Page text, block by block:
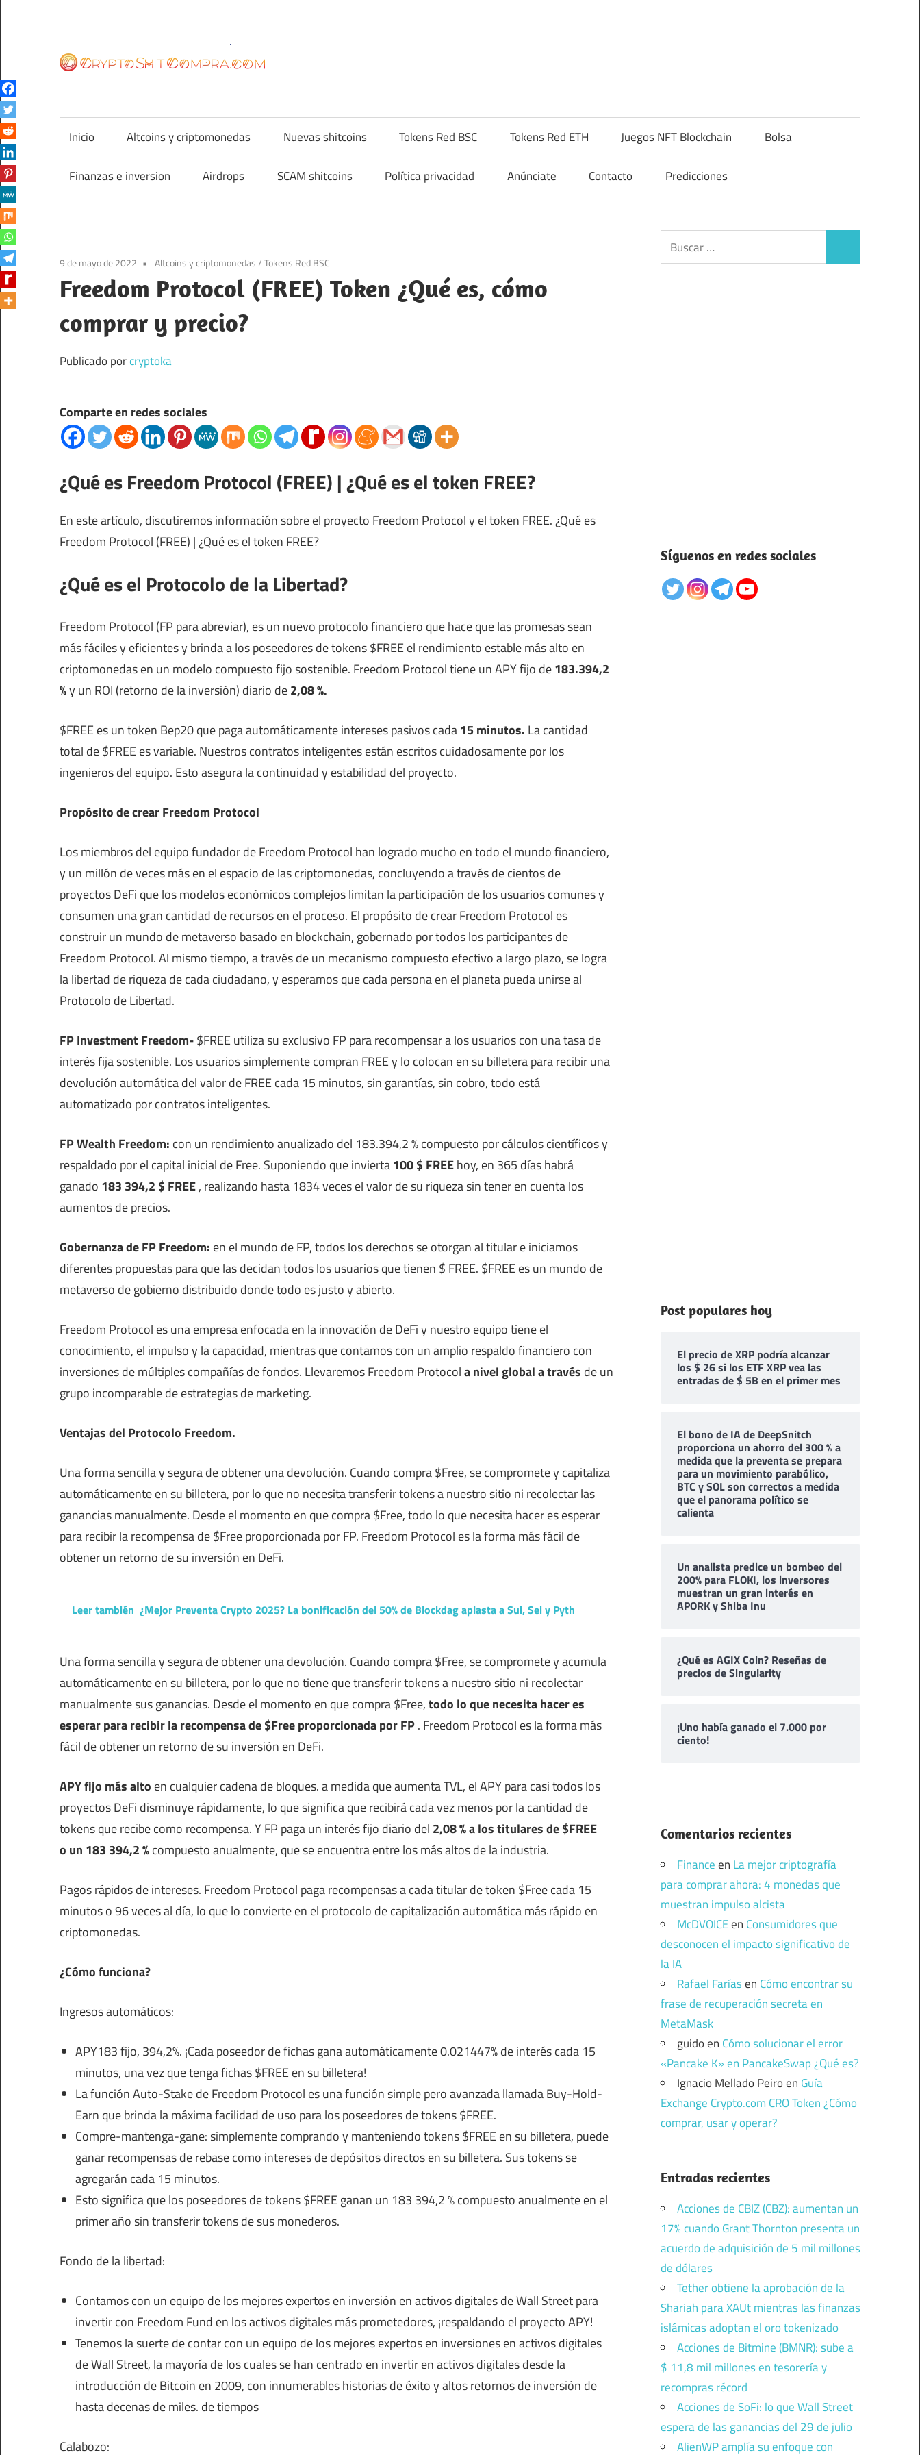
Inicio Altcoins y criptomonedas Nuevas shitcoins Tokens Red BSC Tokens Red ETH Juegos NFT Blockchain Bolsa
Finanzas e inversion Airdrops SCAM shitcoins Política privacidad Anúnciate Contacto Predicciones
9 de mayo de 2022 Altcoins y criptomonedas/Tokens Red BSC
Freedom Protocol (FREE) Token ¿Qué es, cómo
comprar y precio?
Publicado porcryptoka
Comparte en redes sociales
¿Qué es Freedom Protocol (FREE) | ¿Qué es el token FREE?
En este artículo, discutiremos información sobre el proyecto Freedom Protocol y el token FREE. ¿Qué es
Freedom Protocol (FREE) | ¿Qué es el token FREE?
¿Qué es el Protocolo de la Libertad?
Freedom Protocol (FP para abreviar), es un nuevo protocolo financiero que hace que las promesas sean
más fáciles y eficientes y brinda a los poseedores de tokens $FREE el rendimiento estable más alto en
criptomonedas en un modelo compuesto fijo sostenible. Freedom Protocol tiene un APY fijo de183.394,2
%y un ROI (retorno de la inversión) diario de2,08 %.
$FREE es un token Bep20 que paga automáticamente intereses pasivos cada15 minutos. La cantidad
total de $FREE es variable. Nuestros contratos inteligentes están escritos cuidadosamente por los
ingenieros del equipo. Esto asegura la continuidad y estabilidad del proyecto.
Propósito de crear Freedom Protocol
Los miembros del equipo fundador de Freedom Protocol han logrado mucho en todo el mundo financiero,
y un millón de veces más en el espacio de las criptomonedas, concluyendo a través de cientos de
proyectos DeFi que los modelos económicos complejos limitan la participación de los usuarios comunes y
consumen una gran cantidad de recursos en el proceso. El propósito de crear Freedom Protocol es
construir un mundo de metaverso basado en blockchain, gobernado por todos los participantes de
Freedom Protocol. Al mismo tiempo, a través de un mecanismo compuesto efectivo a largo plazo, se logra
la libertad de riqueza de cada ciudadano, y esperamos que cada persona en el planeta pueda unirse al
Protocolo de Libertad.
FP Investment Freedom-$FREE utiliza su exclusivo FP para recompensar a los usuarios con una tasa de
interés fija sostenible. Los usuarios simplemente compran FREE y lo colocan en su billetera para recibir una
devolución automática del valor de FREE cada 15 minutos, sin garantías, sin cobro, todo está
automatizado por contratos inteligentes.
FP Wealth Freedom: con un rendimiento anualizado del 183.394,2 % compuesto por cálculos científicos y
respaldado por el capital inicial de Free. Suponiendo que invierta100 $ FREEhoy, en 365 días habrá
ganado 183 394,2 $ FREE, realizando hasta 1834 veces el valor de su riqueza sin tener en cuenta los
aumentos de precios.
Gobernanza de FP Freedom: en el mundo de FP, todos los derechos se otorgan al titular e iniciamos
diferentes propuestas para que las decidan todos los usuarios que tienen $ FREE. $FREE es un mundo de
metaverso de gobierno distribuido donde todo es justo y abierto.
Freedom Protocol es una empresa enfocada en la innovación de DeFi y nuestro equipo tiene el
conocimiento, el impulso y la capacidad, mientras que contamos con un amplio respaldo financiero con
inversiones de múltiples compañías de fondos. Llevaremos Freedom Protocola nivel global a través de un
grupo incomparable de estrategias de marketing.
Ventajas del Protocolo Freedom.
Una forma sencilla y segura de obtener una devolución. Cuando compra $Free, se compromete y capitaliza
automáticamente en su billetera, por lo que no necesita transferir tokens a nuestro sitio ni recolectar las
ganancias manualmente. Desde el momento en que compra $Free, todo lo que necesita hacer es esperar
para recibir la recompensa de $Free proporcionada por FP. Freedom Protocol es la forma más fácil de
obtener un retorno de su inversión en DeFi.
Leer también ¿Mejor Preventa Crypto 2025? La bonificación del 50% de Blockdag aplasta a Sui, Sei y Pyth
Una forma sencilla y segura de obtener una devolución. Cuando compra $Free, se compromete y acumula
automáticamente en su billetera, por lo que no tiene que transferir tokens a nuestro sitio ni recolectar
manualmente sus ganancias. Desde el momento en que compra $Free,todo lo que necesita hacer es
esperar para recibir la recompensa de $Free proporcionada por FP. Freedom Protocol es la forma más
fácil de obtener un retorno de su inversión en DeFi.
APY fijo más alto en cualquier cadena de bloques. a medida que aumenta TVL, el APY para casi todos los
proyectos DeFi disminuye rápidamente, lo que significa que recibirá cada vez menos por la cantidad de
tokens que recibe como recompensa. Y FP paga un interés fijo diario del 2,08 % a los titulares de $FREE
o un 183 394,2 %compuesto anualmente, que se encuentra entre los más altos de la industria.
Pagos rápidos de intereses. Freedom Protocol paga recompensas a cada titular de token $Free cada 15
minutos o 96 veces al día, lo que lo convierte en el protocolo de capitalización automática más rápido en
criptomonedas.
¿Cómo funciona?
Ingresos automáticos:
APY183 fijo, 394,2%. ¡Cada poseedor de fichas gana automáticamente 0.021447% de interés cada 15
minutos, una vez que tenga fichas $FREE en su billetera!
La función Auto-Stake de Freedom Protocol es una función simple pero avanzada llamada Buy-Hold-
Earn que brinda la máxima facilidad de uso para los poseedores de tokens $FREE.
Compre-mantenga-gane: simplemente comprando y manteniendo tokens $FREE en su billetera, puede
ganar recompensas de rebase como intereses de depósitos directos en su billetera. Sus tokens se
agregarán cada 15 minutos.
Esto significa que los poseedores de tokens $FREE ganan un 183 394,2 % compuesto anualmente en el
primer año sin transferir tokens de sus monederos.
Fondo de la libertad:
Contamos con un equipo de los mejores expertos en inversión en activos digitales de Wall Street para
invertir con Freedom Fund en los activos digitales más prometedores, ¡respaldando el proyecto APY!
Tenemos la suerte de contar con un equipo de los mejores expertos en inversiones en activos digitales
de Wall Street, la mayoría de los cuales se han centrado en invertir en activos digitales desde la
introducción de Bitcoin en 2009, con innumerables historias de éxito y altos retornos de inversión de
hasta decenas de miles. de tiempos
Calabozo:
Buscar:
Síguenos en redes sociales
Post populares hoy
El precio de XRP podría alcanzar
los $ 26 si los ETF XRP vea las
entradas de $ 5B en el primer mes
El bono de IA de DeepSnitch
proporciona un ahorro del 300 % a
medida que la preventa se prepara
para un movimiento parabólico,
BTC y SOL son correctos a medida
que el panorama político se
calienta
Un analista predice un bombeo del
200% para FLOKI, los inversores
muestran un gran interés en
APORK y Shiba Inu
¿Qué es AGIX Coin? Reseñas de
precios de Singularity
¡Uno había ganado el 7.000 por
ciento!
Comentarios recientes
Financeen La mejor criptografía
para comprar ahora: 4 monedas que
muestran impulso alcista
McDVOICEen Consumidores que
desconocen el impacto significativo de
la IA
Rafael Faríasen Cómo encontrar su
frase de recuperación secreta en
MetaMask
guidoen Cómo solucionar el error
«Pancake K» en PancakeSwap ¿Qué es?
Ignacio Mellado Peiroen Guía
Exchange Crypto.com CRO Token ¿Cómo
comprar, usar y operar?
Entradas recientes
Acciones de CBIZ (CBZ): aumentan un
17% cuando Grant Thornton presenta un
acuerdo de adquisición de 5 mil millones
de dólares
Tether obtiene la aprobación de la
Shariah para XAUt mientras las finanzas
islámicas adoptan el oro tokenizado
Acciones de Bitmine (BMNR): sube a
$ 11,8 mil millones en tesorería y
recompras récord
Acciones de SoFi: lo que Wall Street
espera de las ganancias del 29 de julio
AlienWP amplía su enfoque con